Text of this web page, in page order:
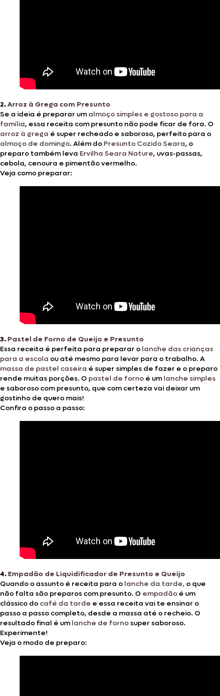
2.Arroz à Grega com Presunto
Se a ideia é preparar um almoço simples e gostoso para a
família, essa receita com presunto não pode ficar de fora. O
arroz à grega é super recheado e saboroso, perfeito para o
almoço de domingo. Além do Presunto Cozido Seara, o
preparo também leva Ervilha Seara Nature, uvas-passas,
cebola, cenoura e pimentão vermelho.
Veja como preparar:
3. Pastel de Forno de Queijo e Presunto
Essa receita é perfeita para preparar o lanche das crianças
para a escola ou até mesmo para levar para o trabalho. A
massa de pastel caseira é super simples de fazer e o preparo
rende muitas porções. O pastel de forno é um lanche simples
e saboroso com presunto, que com certeza vai deixar um
gostinho de quero mais!
Confira o passo a passo:
4. Empadão de Liquidificador de Presunto e Queijo
Quando o assunto é receita para o lanche da tarde, o que
não falta são preparos com presunto. O empadão é um
clássico do café da tarde e essa receita vai te ensinar o
passo a passo completo, desde a massa até o recheio. O
resultado final é um lanche de forno super saboroso.
Experimente!
Veja o modo de preparo: